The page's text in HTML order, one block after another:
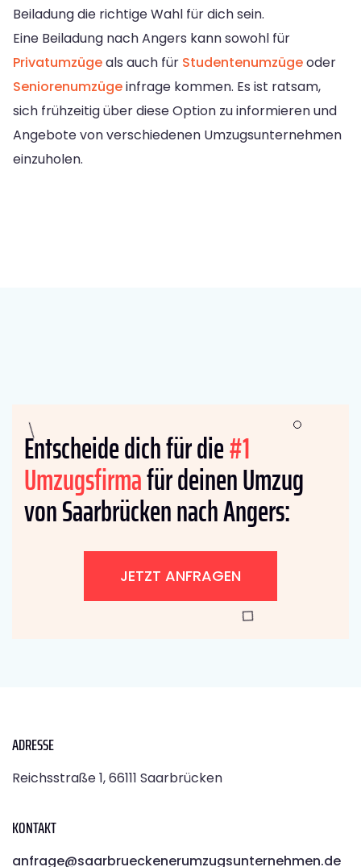
Beiladung die richtige Wahl für dich sein.
Eine Beiladung nach Angers kann sowohl für
Privatumzügeals auch für Studentenumzügeoder
Seniorenumzügeinfrage kommen. Es ist ratsam,
sich frühzeitig über diese Option zu informieren und
Angebote von verschiedenen Umzugsunternehmen
einzuholen.
Entscheide dich für die#1
Umzugsfirmafür deinen Umzug
von Saarbrücken nach Angers:
JETZT ANFRAGEN
ADRESSE
Reichsstraße 1, 66111 Saarbrücken
KONTAKT
anfrage@saarbrueckenerumzugsunternehmen.de